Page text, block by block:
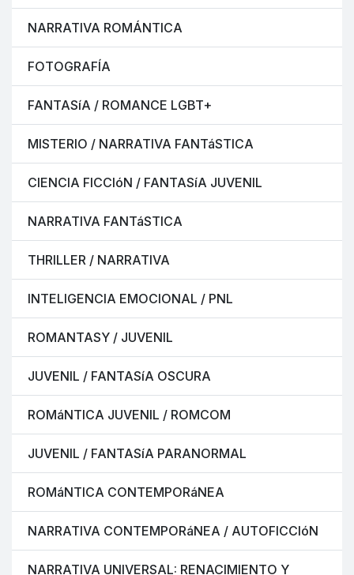
NARRATIVA ROMÁNTICA
FOTOGRAFÍA
FANTASíA / ROMANCE LGBT+
MISTERIO / NARRATIVA FANTáSTICA
CIENCIA FICCIóN / FANTASíA JUVENIL
NARRATIVA FANTáSTICA
THRILLER / NARRATIVA
INTELIGENCIA EMOCIONAL / PNL
ROMANTASY / JUVENIL
JUVENIL / FANTASíA OSCURA
ROMáNTICA JUVENIL / ROMCOM
JUVENIL / FANTASíA PARANORMAL
ROMáNTICA CONTEMPORáNEA
NARRATIVA CONTEMPORáNEA / AUTOFICCIóN
NARRATIVA UNIVERSAL: RENACIMIENTO Y